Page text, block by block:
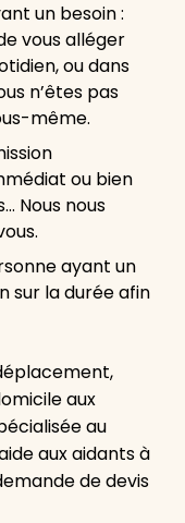
un besoin :
vous alléger
ou dans
n’êtes pas
même.
ou bien
Nous nous
ayant un
sur la durée afin
aux
au
aux aidants à
de devis